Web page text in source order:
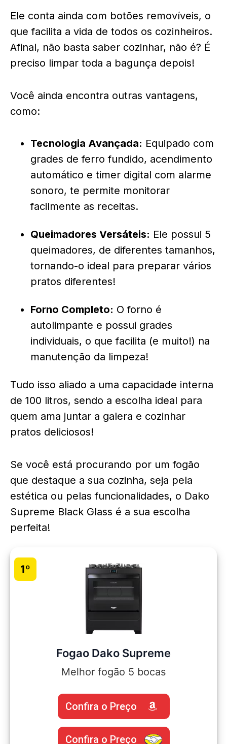
Ele conta ainda com botões removíveis, o
que facilita a vida de todos os cozinheiros.
Afinal, não basta saber cozinhar, não é? É
preciso limpar toda a bagunça depois!
Você ainda encontra outras vantagens,
como:
Tecnologia Avançada: Equipado com
grades de ferro fundido, acendimento
automático e timer digital com alarme
sonoro, te permite monitorar
facilmente as receitas.
Queimadores Versáteis: Ele possui 5
queimadores, de diferentes tamanhos,
tornando-o ideal para preparar vários
pratos diferentes!
Forno Completo: O forno é
autolimpante e possui grades
individuais, o que facilita (e muito!) na
manutenção da limpeza!
Tudo isso aliado a uma capacidade interna
de 100 litros, sendo a escolha ideal para
quem ama juntar a galera e cozinhar
pratos deliciosos!
Se você está procurando por um fogão
que destaque a sua cozinha, seja pela
estética ou pelas funcionalidades, o Dako
Supreme Black Glass é a sua escolha
perfeita!
1º
Fogao Dako Supreme
Melhor fogão 5 bocas
Confira o Preço
Confira o Preço